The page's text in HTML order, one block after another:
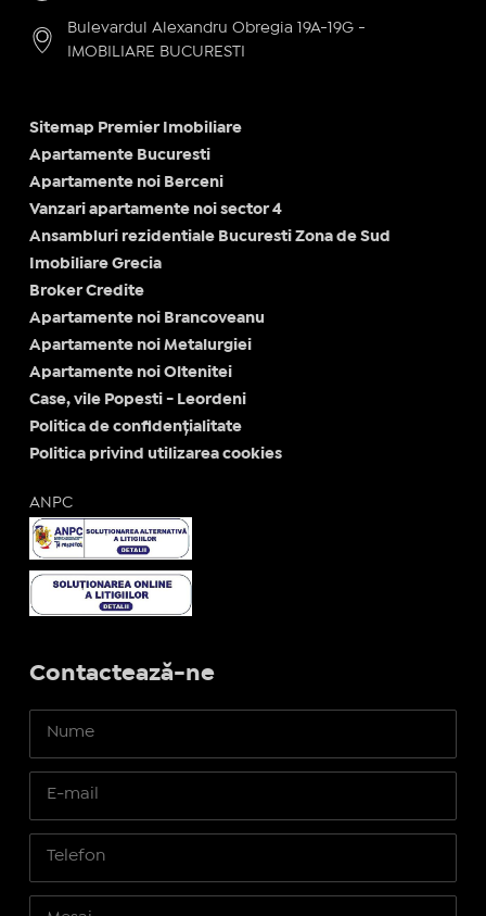
Bulevardul Alexandru Obregia 19A-19G -
IMOBILIARE BUCURESTI
Sitemap Premier Imobiliare
Apartamente Bucuresti
Apartamente noi Berceni
Vanzari apartamente noi sector 4
Ansambluri rezidentiale Bucuresti Zona de Sud
Imobiliare Grecia
Broker Credite
Apartamente noi Brancoveanu
Apartamente noi Metalurgiei
Apartamente noi Oltenitei
Case, vile Popesti - Leordeni
Politica de confidențialitate
Politica privind utilizarea cookies
ANPC
Contactează-ne